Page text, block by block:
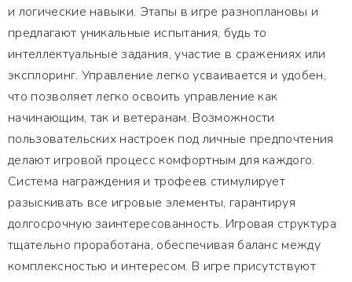
и логические навыки. Этапы в игре разноплановы и
предлагают уникальные испытания, будь то
интеллектуальные задания, участие в сражениях или
эксплоринг. Управление легко усваивается и удобен,
что позволяет легко освоить управление как
начинающим, так и ветеранам. Возможности
пользовательских настроек под личные предпочтения
делают игровой процесс комфортным для каждого.
Система награждения и трофеев стимулирует
разыскивать все игровые элементы, гарантируя
долгосрочную заинтересованность. Игровая структура
тщательно проработана, обеспечивая баланс между
комплексностью и интересом. В игре присутствуют